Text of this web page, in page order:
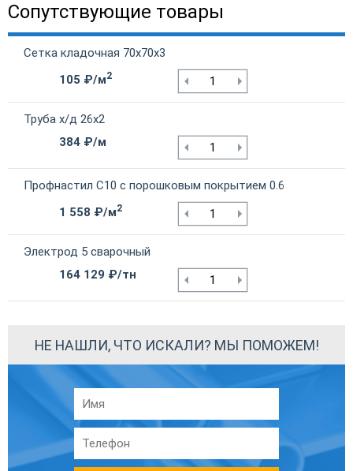
Сопутствующие товары
Сетка кладочная 70х70х3
105 ₽/м2
Труба х/д 26х2
384 ₽/м
Профнастил С10 с порошковым покрытием 0.6
1 558 ₽/м2
Электрод 5 сварочный
164 129 ₽/тн
НЕ НАШЛИ, ЧТО ИСКАЛИ? МЫ ПОМОЖЕМ!